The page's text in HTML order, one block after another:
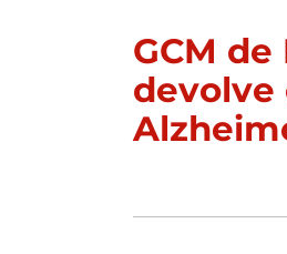
GCM
devolve